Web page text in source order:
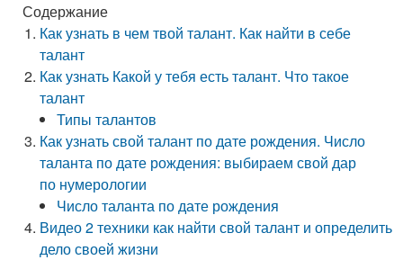
Содержание
Как узнать в чем твой талант. Как найти в себе
талант
Как узнать Какой у тебя есть талант. Что такое
талант
Типы талантов
Как узнать свой талант по дате рождения. Число
таланта по дате рождения: выбираем свой дар
по нумерологии
Число таланта по дате рождения
Видео 2 техники как найти свой талант и определить
дело своей жизни